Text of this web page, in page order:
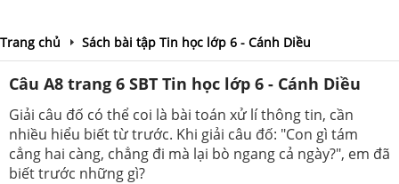
Trang chủ Sách bài tập Tin học lớp 6 - Cánh Diều
Câu A8 trang 6 SBT Tin học lớp 6 - Cánh Diều
Giải câu đố có thể coi là bài toán xử lí thông tin, cần
nhiều hiểu biết từ trước. Khi giải câu đố: "Con gì tám
cẳng hai càng, chẳng đi mà lại bò ngang cả ngày?", em đã
biết trước những gì?